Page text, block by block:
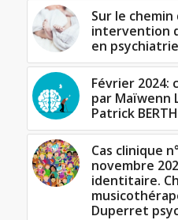
Sur le chemin
intervention
en
Février 2024:
par Maïwenn
Patrick
Cas clinique
novembre
identitaire.
Duperret